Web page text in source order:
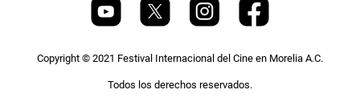
Copyright © 2021 Festival Internacional del Cine en Morelia A.C.
Todos los derechos reservados.